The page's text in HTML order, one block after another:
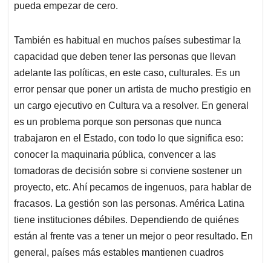
pueda empezar de cero.
También es habitual en muchos países subestimar la
capacidad que deben tener las personas que llevan
adelante las políticas, en este caso, culturales. Es un
error pensar que poner un artista de mucho prestigio en
un cargo ejecutivo en Cultura va a resolver. En general
es un problema porque son personas que nunca
trabajaron en el Estado, con todo lo que significa eso:
conocer la maquinaria pública, convencer a las
tomadoras de decisión sobre si conviene sostener un
proyecto, etc. Ahí pecamos de ingenuos, para hablar de
fracasos. La gestión son las personas. América Latina
tiene instituciones débiles. Dependiendo de quiénes
están al frente vas a tener un mejor o peor resultado. En
general, países más estables mantienen cuadros